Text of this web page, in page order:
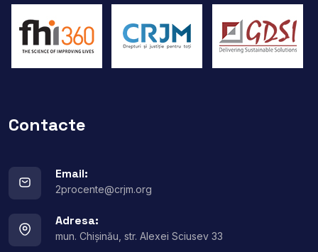
Contacte
Email:
2procente@crjm.org
Adresa:
mun. Chișinău, str. Alexei Sciusev 33